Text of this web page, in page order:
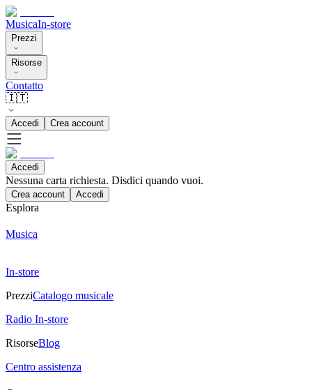
MusicaIn-store
Prezzi
Risorse
Contatto
🇮🇹
Accedi Crea account
Accedi
Nessuna carta richiesta. Disdici quando vuoi.
Crea account Accedi
Esplora
Musica
In-store
PrezziCatalogo musicale
Radio In-store
RisorseBlog
Centro assistenza